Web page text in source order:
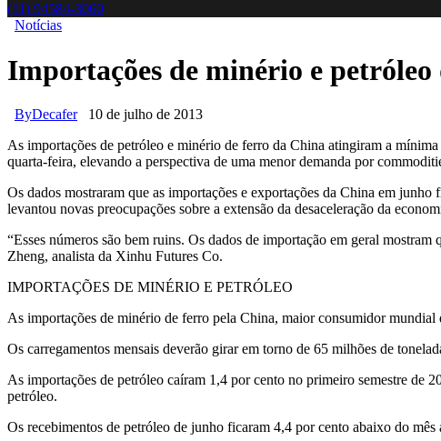
(11) 94584-3060
Notícias
Importações de minério e
ByDecafer
10 de julho de 2013
As importações de petróleo e minério de ferro da China atingiram a
quarta-feira, elevando a perspectiva de uma menor demanda por
Os dados mostraram que as importações e exportações da China em
levantou novas preocupações sobre a extensão da desaceleração da
“Esses números são bem ruins. Os dados de importação em geral
Zheng, analista da Xinhu Futures Co.
IMPORTAÇÕES DE MINÉRIO E PETRÓLEO
As importações de minério de ferro pela China, maior consumidor
Os carregamentos mensais deverão girar em torno de 65 milhões de
As importações de petróleo caíram 1,4 por cento no primeiro semestre de
petróleo.
Os recebimentos de petróleo de junho ficaram 4,4 por cento abaixo do